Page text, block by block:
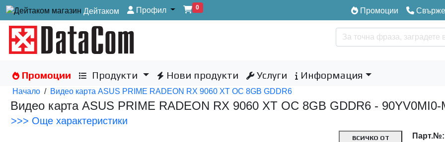
Дейтаком Профил 0 Промоции
Промоции Продукти Нови продукти Услуги Информация
Начало / Видео карта ASUS PRIME RADEON RX 9060 XT OC 8GB GDDR6
Видео карта ASUS PRIME RADEON RX 9060 XT OC 8GB GDDR6 - 90YV0MI0-
>>> Още характеристики
ВСИЧКО ОТ Парт.№: